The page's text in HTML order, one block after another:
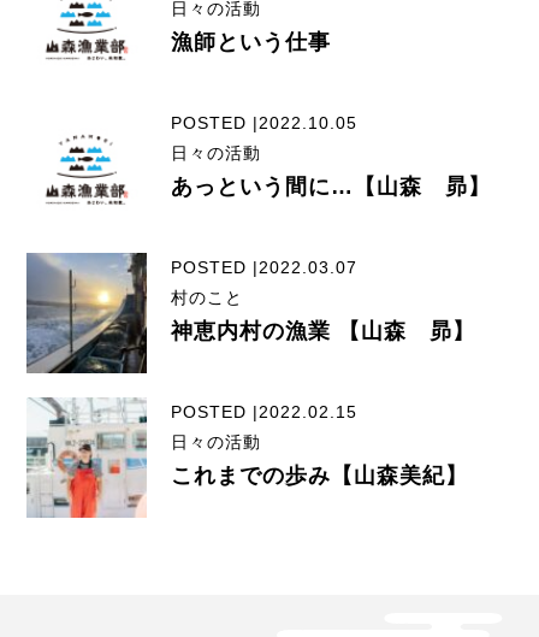
日々の活動
漁師という仕事
POSTED |2022.10.05
日々の活動
あっという間に…【山森 昴】
POSTED |2022.03.07
村のこと
神恵内村の漁業 【山森 昴】
POSTED |2022.02.15
日々の活動
これまでの歩み【山森美紀】